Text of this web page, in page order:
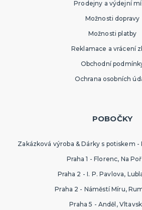
Prodejny a výdejní
Možnosti dopravy
Možnosti platby
Reklamace a vrácení
Obchodní
Ochrana osobních
POBOČKY
Zakázková výroba & Dárky s potiskem -
Praha 1 - Florenc, Na
Praha 2 - I. P. Pavlova,
Praha 2 - Náměstí Míru,
Praha 5 - Anděl,